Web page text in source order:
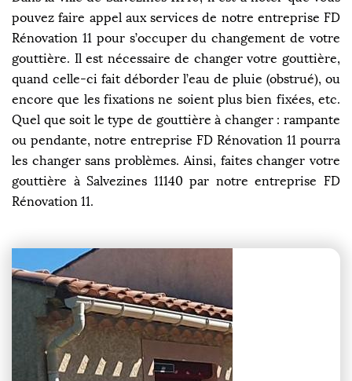
pouvez faire appel aux services de notre entreprise FD
Rénovation 11 pour s’occuper du changement de votre
gouttière. Il est nécessaire de changer votre gouttière,
quand celle-ci fait déborder l’eau de pluie (obstrué), ou
encore que les fixations ne soient plus bien fixées, etc.
Quel que soit le type de gouttière à changer : rampante
ou pendante, notre entreprise FD Rénovation 11 pourra
les changer sans problèmes. Ainsi, faites changer votre
gouttière à Salvezines 11140 par notre entreprise FD
Rénovation 11.